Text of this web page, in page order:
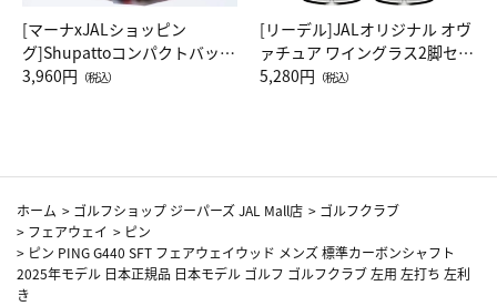
[マーナxJALショッピン
グ]Shupattoコンパクトバッグ
Drop JAL客室乗務員（LC）ス
3,960円 （税込）
[リーデル]JALオリジナル オヴ
ァチュア ワイングラス2脚セッ
ト（レッドワイン）
5,280円 （税込）
ホーム > ゴルフショップ ジーパーズ JAL Mall店 > ゴルフクラブ
> フェアウェイ > ピン
> ピン PING G440 SFT フェアウェイウッド メンズ 標準カーボンシャフト
2025年モデル 日本正規品 日本モデル ゴルフ ゴルフクラブ 左用 左打ち 左利
き